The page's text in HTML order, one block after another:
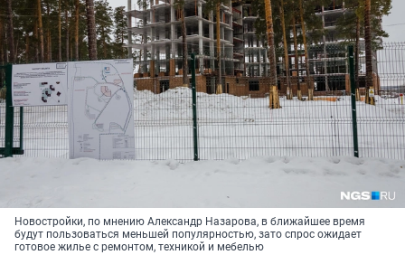
Новостройки, по мнению Александр Назарова, в ближайшее время
будут пользоваться меньшей популярностью, зато спрос ожидает
готовое жилье с ремонтом, техникой и мебелью